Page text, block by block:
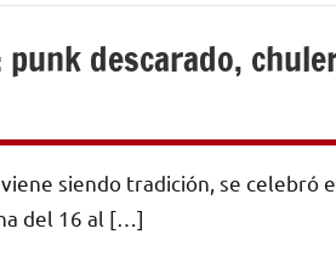
punk descarado,
siendo tradición, se celebró
del 16 al […]